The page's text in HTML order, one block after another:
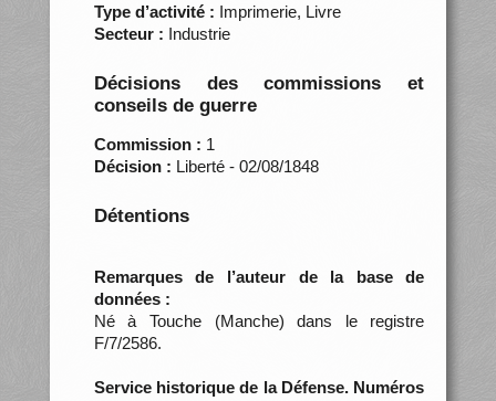
Type d’activité : Imprimerie, Livre
Secteur : Industrie
Décisions des commissions et
conseils de guerre
Commission : 1
Décision : Liberté - 02/08/1848
Détentions
Remarques de l’auteur de la base de
données :
Né à Touche (Manche) dans le registre
F/7/2586.
Service historique de la Défense. Numéros